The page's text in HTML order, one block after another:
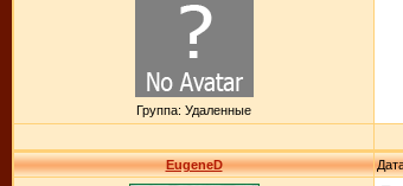
Группа: Удаленные
EugeneD